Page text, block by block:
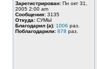
Зарегистрирован: Пн окт 31,
2005 2:00 am
Сообщения: 3135
Откуда: СУМЫ
Благодарил (а): 1006 раз.
Поблагодарили: 878 раз.